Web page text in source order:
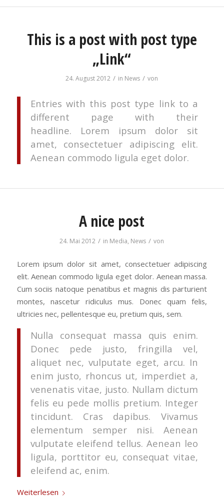
This is a post with post type
„Link“
24. August 2012 / in News / von
Entries with this post type link to a
different page with their
headline. Lorem ipsum dolor sit
amet, consectetuer adipiscing elit.
Aenean commodo ligula eget dolor.
A nice post
24. Mai 2012 / in Media, News / von
Lorem ipsum dolor sit amet, consectetuer adipiscing
elit. Aenean commodo ligula eget dolor. Aenean massa.
Cum sociis natoque penatibus et magnis dis parturient
montes, nascetur ridiculus mus. Donec quam felis,
ultricies nec, pellentesque eu, pretium quis, sem.
Nulla consequat massa quis enim.
Donec pede justo, fringilla vel,
aliquet nec, vulputate eget, arcu. In
enim justo, rhoncus ut, imperdiet a,
venenatis vitae, justo. Nullam dictum
felis eu pede mollis pretium. Integer
tincidunt. Cras dapibus. Vivamus
elementum semper nisi. Aenean
vulputate eleifend tellus. Aenean leo
ligula, porttitor eu, consequat vitae,
eleifend ac, enim.
Weiterlesen